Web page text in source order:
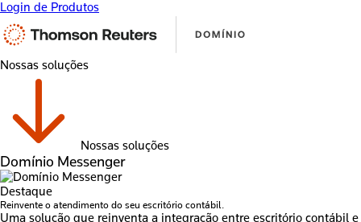
Login de Produtos
Nossas soluções
Nossas soluções
Domínio Messenger
Destaque
Reinvente o atendimento do seu escritório contábil.
Uma solução que reinventa a integração entre escritório contábil e